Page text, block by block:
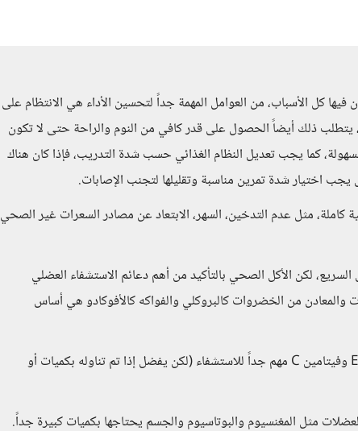
فيها كل الأسباب، من العوامل المهمة جداً لتحسين الأداء هي الانتظام على
ذلك أيضاً الحصول على قدر كافي من النوم والراحة حتى لا تكون
كما يجب تعديل النظام الغذائي حسب شدة التدريب، فإذا كان هناك
اختيار شدة تمرين مناسبة وتقليلها لتجنب الإصابات.
مثل عدم التدخين، السهر، الابتعاد عن مصادر السعرات غير الصحي
لكن الأكل الصحي بالتأكيد من أهم دعائم الاستشفاء العضلي
والمعادن من الخضروات كالبروكلي والفواكه كالأفوكادو هي أساس
كما أن التركيز على مضادات الأكسدة مثل فيتامين E وفيتامين C مهم جداً للاستشفاء (لكن يفضل إذا تم تناوله بكميات أو
مثل المغنسيوم والبوتاسيوم والجسم يحتاجها بكميات كبيرة جداً.